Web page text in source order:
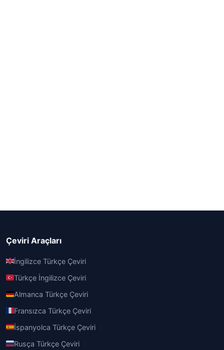
Çeviri Araçları
İngilizce Türkçe Çeviri
Türkçe İngilizce Çeviri
Almanca Türkçe Çeviri
Fransızca Türkçe Çeviri
İspanyolca Türkçe Çeviri
Rusça Türkçe Çeviri